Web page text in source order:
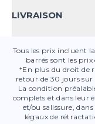
LIVRAISON
Tous les prix incluent
barrés sont les
*En plus du droit de
retour de 30 jours
La condition
complets et dans leur
et/ou salissure,
légaux de